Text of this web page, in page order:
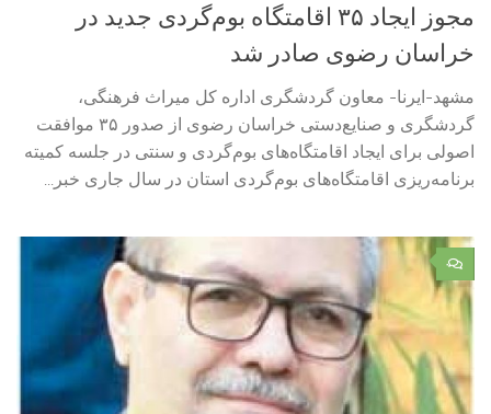
مجوز ایجاد ۳۵ اقامتگاه‌ بوم‌گردی جدید در
خراسان رضوی صادر شد
مشهد-ایرنا- معاون گردشگری اداره کل میراث‌ فرهنگی،
گردشگری و صنایع‌دستی خراسان رضوی از صدور ۳۵ موافقت
اصولی برای ایجاد اقامتگاه‌های بوم‌گردی و سنتی در جلسه کمیته
برنامه‌ریزی اقامتگاه‌های بوم‌گردی استان در سال جاری خبر...
۰